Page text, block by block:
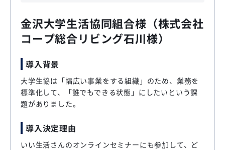
金沢大学生活協同組合様（株式会社
コープ総合リビング石川様）
導入背景
大学生協は「幅広い事業をする組織」のため、業務を
標準化して、「誰でもできる状態」にしたいという課
題がありました。
導入決定理由
いい生活さんのオンラインセミナーにも参加して、ど